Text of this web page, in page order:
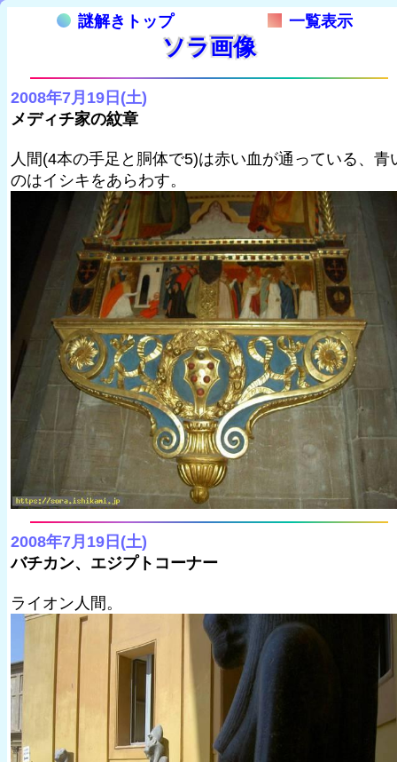
謎解きトップ 一覧表示
ソラ画像
2008年7月19日(土)
メディチ家の紋章
人間(4本の手足と胴体で5)は赤い血が通っている、青
のはイシキをあらわす。
2008年7月19日(土)
バチカン、エジプトコーナー
ライオン人間。